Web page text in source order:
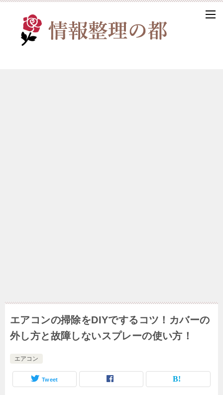
エアコンの掃除をDIYでするコツ！カバーの
外し方と故障しないスプレーの使い方！
エアコン
Tweet